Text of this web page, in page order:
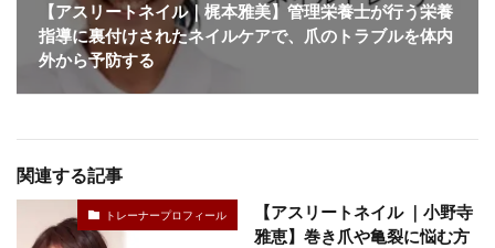
【アスリートネイル｜梶本雅美】管理栄養士が行う栄養
指導に裏付けされたネイルケアで、爪のトラブルを体内
外から予防する
関連する記事
トレーナープロフィール
【アスリートネイル ｜小野寺
雅恵】巻き爪や亀裂に悩む方